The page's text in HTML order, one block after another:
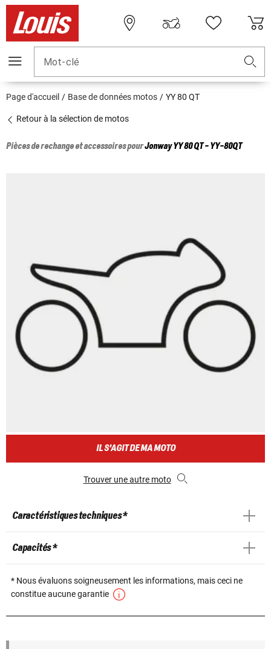
Mot-clé
Page d'accueil Base de données motos YY 80 QT
Retour à la sélection de motos
Pièces de rechange et accessoires pourJonwayYY 80 QT - YY-80QT
IL S'AGIT DE MA MOTO
Trouver une autre moto
Caractéristiques techniques *
Capacités *
* Nous évaluons soigneusement les informations, mais ceci ne
constitue aucune garantie